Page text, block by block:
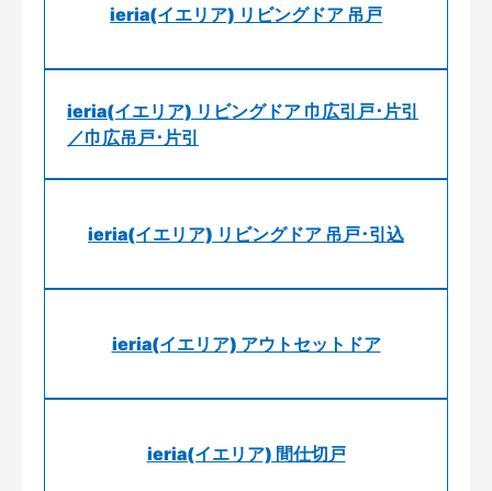
ieria(イエリア) リビングドア 吊戸
ieria(イエリア) リビングドア 巾広引戸･片引
／巾広吊戸･片引
ieria(イエリア) リビングドア 吊戸･引込
ieria(イエリア) アウトセットドア
ieria(イエリア) 間仕切戸